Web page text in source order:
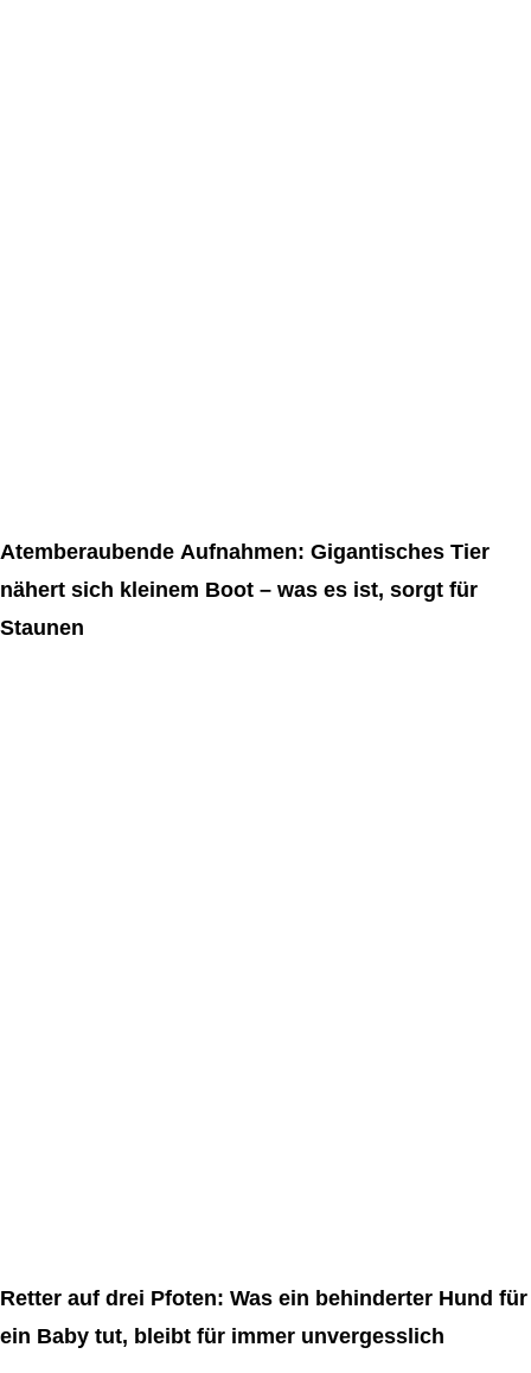
Atemberaubende Aufnahmen: Gigantisches Tier
nähert sich kleinem Boot – was es ist, sorgt für
Staunen
Retter auf drei Pfoten: Was ein behinderter Hund für
ein Baby tut, bleibt für immer unvergesslich